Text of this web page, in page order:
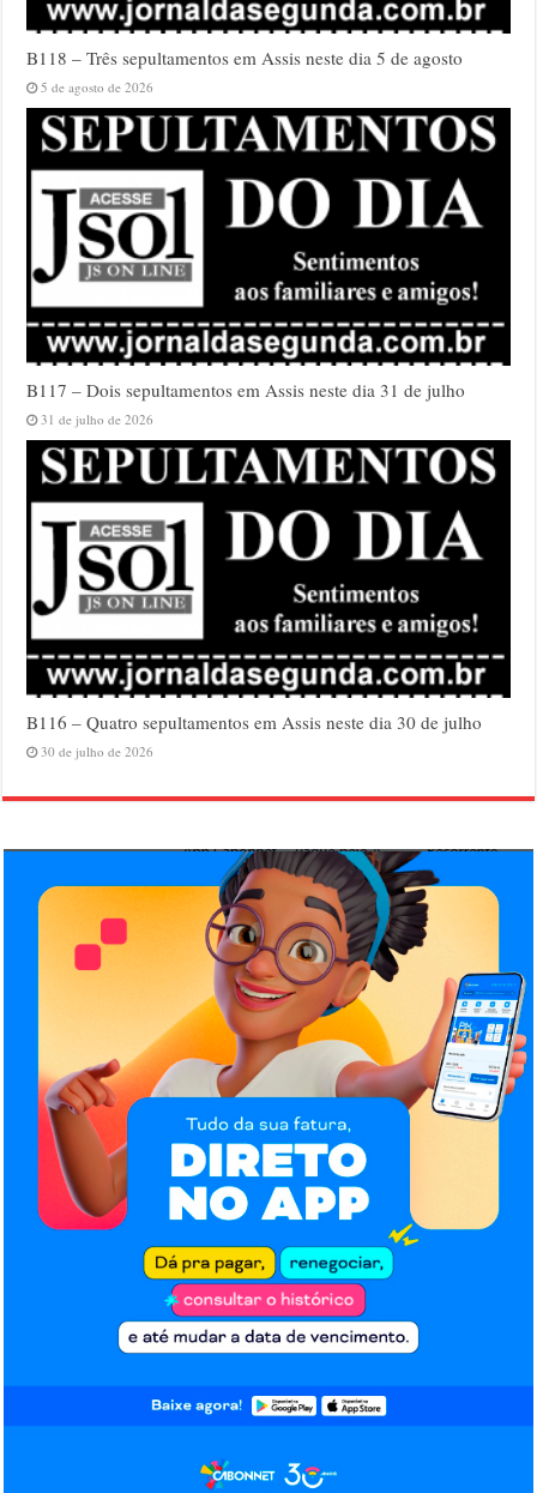
B118 – Três sepultamentos em Assis neste dia 5 de agosto
5 de agosto de 2026
B117 – Dois sepultamentos em Assis neste dia 31 de julho
31 de julho de 2026
B116 – Quatro sepultamentos em Assis neste dia 30 de julho
30 de julho de 2026